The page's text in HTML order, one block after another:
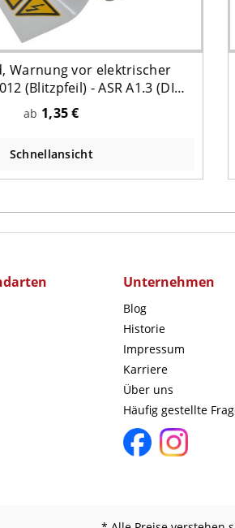
Warnung vor elektrischer
(Blitzpfeil) - ASR A1.3 (DIN
EN ISO 7010)
ab 1,35 €
Schnellansicht
Unternehmen
Blog
Historie
Impressum
Karriere
Über uns
Häufig gestellte